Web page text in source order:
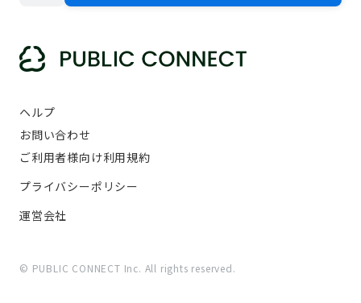
ヘルプ
お問い合わせ
ご利用者様向け利用規約
プライバシーポリシー
運営会社
© PUBLIC CONNECT Inc. All rights reserved.